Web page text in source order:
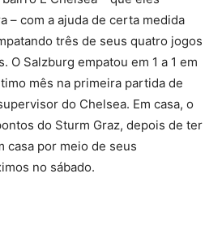
– com a ajuda de certa medida
três de seus quatro jogos
O Salzburg empatou em 1 a 1 em
mês na primeira partida de
do Chelsea. Em casa, o
do Sturm Graz, depois de ter
casa por meio de seus
no sábado.